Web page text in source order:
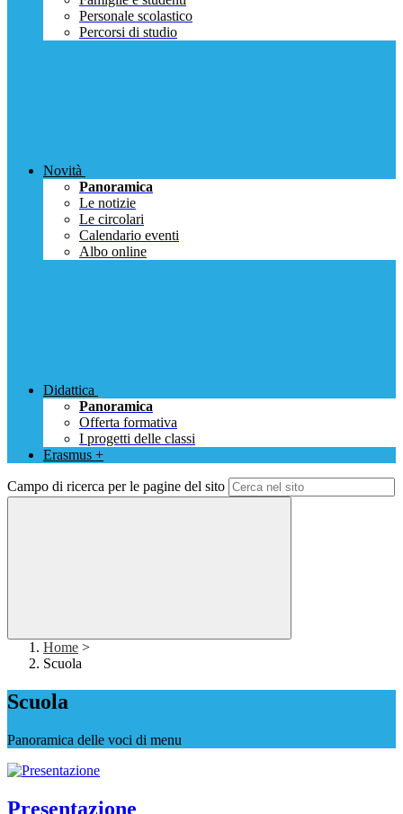
Personale scolastico
Percorsi di studio
Novità
Panoramica
Le notizie
Le circolari
Calendario eventi
Albo online
Didattica
Panoramica
Offerta formativa
I progetti delle classi
Erasmus +
Campo di ricerca per le pagine del sito
Home >
Scuola
Scuola
Panoramica delle voci di menu
Presentazione